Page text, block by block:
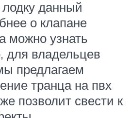
данный
о клапане
можно узнать
для владельцев
предлагаем
транца на пвх
позволит свести к